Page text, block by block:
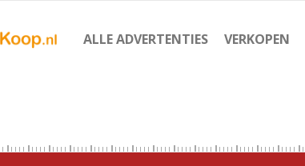
ALLE ADVERTENTIES VERKOPEN